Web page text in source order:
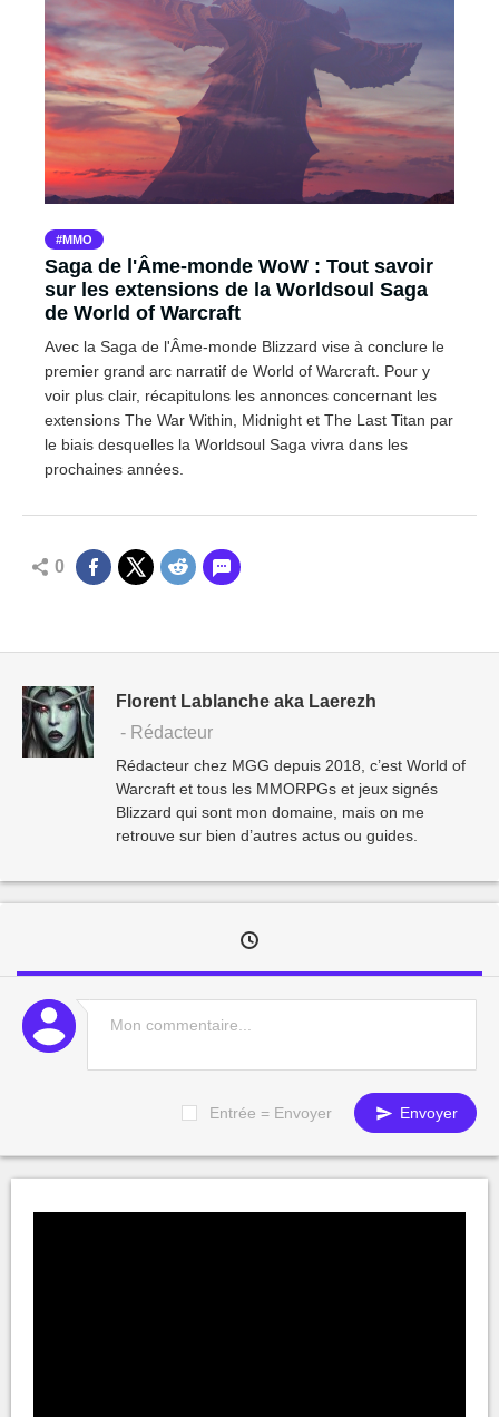
MMO
Saga de l'Âme-monde WoW : Tout savoir
sur les extensions de la Worldsoul Saga
de World of Warcraft
Avec la Saga de l'Âme-monde Blizzard vise à conclure le
premier grand arc narratif de World of Warcraft. Pour y
voir plus clair, récapitulons les annonces concernant les
extensions The War Within, Midnight et The Last Titan par
le biais desquelles la Worldsoul Saga vivra dans les
prochaines années.
0
Florent Lablanche aka Laerezh
- Rédacteur
Rédacteur chez MGG depuis 2018, c’est World of
Warcraft et tous les MMORPGs et jeux signés
Blizzard qui sont mon domaine, mais on me
retrouve sur bien d’autres actus ou guides.
Entrée = Envoyer Envoyer